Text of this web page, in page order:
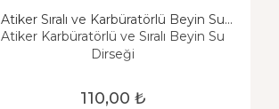
Atiker Sıralı ve Karbüratörlü Beyin Su
Dirseği
Atiker Karbüratörlü ve Sıralı Beyin Su
Dirseği
110,00 ₺